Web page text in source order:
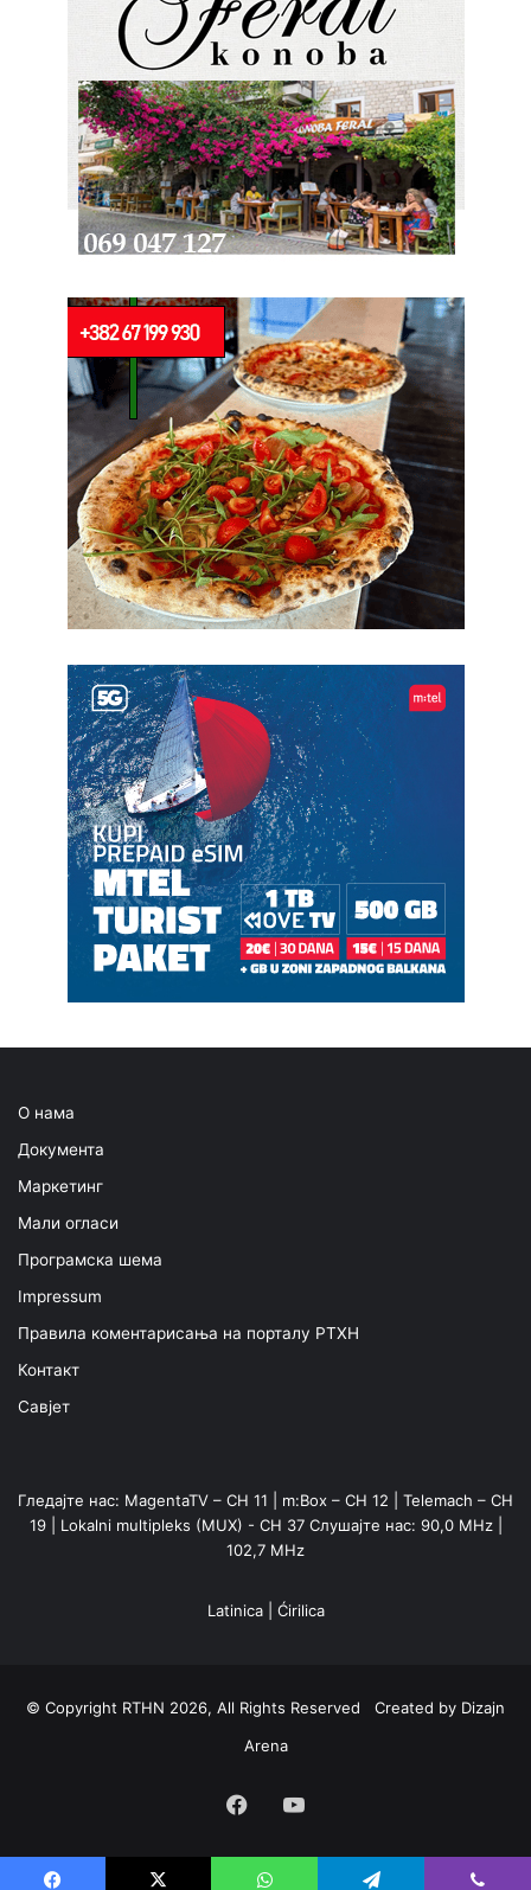
О нама
Документа
Маркетинг
Мали огласи
Програмска шема
Impressum
Правила коментарисања на порталу РТХН
Контакт
Савјет
Гледајте нас: MagentaTV – CH 11 | m:Box – CH 12 | Telemach – CH
19 | Lokalni multipleks (MUX) - CH 37 Слушајте нас: 90,0 MHz |
102,7 MHz
Latinica| Ćirilica
© Copyright RTHN 2026, All Rights Reserved Created by Dizajn
Arena
Facebook